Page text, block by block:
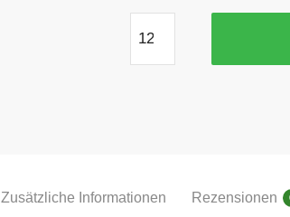
Quadermagnet
N45
SONDERANGEBOT
Zusätzliche Informationen Rezensionen